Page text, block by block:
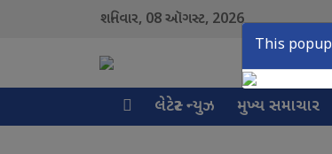
શનિવાર, 08ઑગસ્ટ, 2026
લેટેસ્ટ ન્યુઝ મુખ્ય સમાચાર
This